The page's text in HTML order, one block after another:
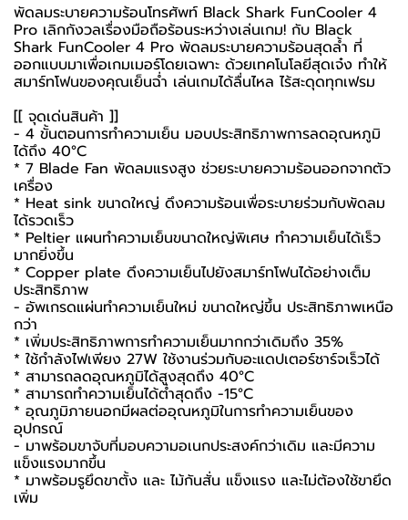
พัดลมระบายความร้อนโทรศัพท์ Black Shark FunCooler 4
Pro เลิกกังวลเรื่องมือถือร้อนระหว่างเล่นเกม! กับ Black
Shark FunCooler 4 Pro พัดลมระบายความร้อนสุดล้ำ ที่
ออกแบบมาเพื่อเกมเมอร์โดยเฉพาะ ด้วยเทคโนโลยีสุดเจ๋ง ทำให้
สมาร์ทโฟนของคุณเย็นฉ่ำ เล่นเกมได้ลื่นไหล ไร้สะดุดทุกเฟรม
[[ จุดเด่นสินค้า ]]
- 4 ขั้นตอนการทำความเย็น มอบประสิทธิภาพการลดอุณหภูมิ
ได้ถึง 40°C
* 7 Blade Fan พัดลมแรงสูง ช่วยระบายความร้อนออกจากตัว
เครื่อง
* Heat sink ขนาดใหญ่ ดึงความร้อนเพื่อระบายร่วมกับพัดลม
ได้รวดเร็ว
* Peltier แผนทำความเย็นขนาดใหญ่พิเศษ ทำความเย็นได้เร็ว
มากยิ่งขึ้น
* Copper plate ดึงความเย็นไปยังสมาร์ทโฟนได้อย่างเต็ม
ประสิทธิภาพ
- อัพเกรดแผ่นทำความเย็นใหม่ ขนาดใหญ่ขึ้น ประสิทธิภาพเหนือ
กว่า
* เพิ่มประสิทธิภาพการทำความเย็นมากกว่าเดิมถึง 35%
* ใช้กำลังไฟเพียง 27W ใช้งานร่วมกับอะแดปเตอร์ชาร์จเร็วได้
* สามารถลดอุณหภูมิได้สูงสุดถึง 40°C
* สามารถทำความเย็นได้ต่ำสุดถึง -15°C
* อุณภูมิภายนอกมีผลต่ออุณหภูมิในการทำความเย็นของ
อุปกรณ์
- มาพร้อมขาจับที่มอบความอเนกประสงค์กว่าเดิม และมีความ
แข็งแรงมากขึ้น
* มาพร้อมรูยึดขาตั้ง และ ไม้กันสั่น แข็งแรง และไม่ต้องใช้ขายึด
เพิ่ม